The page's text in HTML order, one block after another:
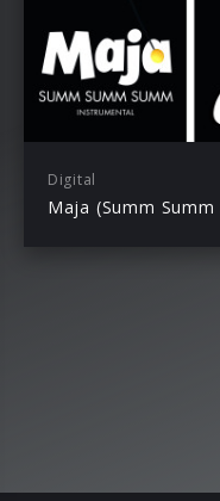
Digital